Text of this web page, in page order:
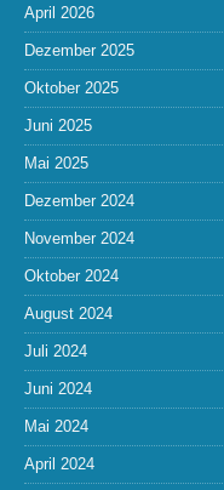
April 2026
Dezember 2025
Oktober 2025
Juni 2025
Mai 2025
Dezember 2024
November 2024
Oktober 2024
August 2024
Juli 2024
Juni 2024
Mai 2024
April 2024